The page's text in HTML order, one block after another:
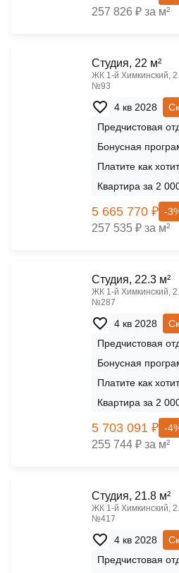
257 826 ₽ за м²
Cтудия, 22 м²
ЖК 1‑й Химкинский,
№93
4 кв 2028
Предчистовая
Бонусная
Платите как
Квартира за 2
5 665 770 ₽ -
257 535 ₽ за м²
Cтудия, 22.3 м²
ЖК 1‑й Химкинский,
№287
4 кв 2028
Предчистовая
Бонусная
Платите как
Квартира за 2
5 703 091 ₽ -
255 744 ₽ за м²
Cтудия, 21.8 м²
ЖК 1‑й Химкинский,
№417
4 кв 2028
Предчистовая